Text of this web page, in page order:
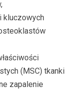
kluczowych
(MSC) tkanki
zapalenie